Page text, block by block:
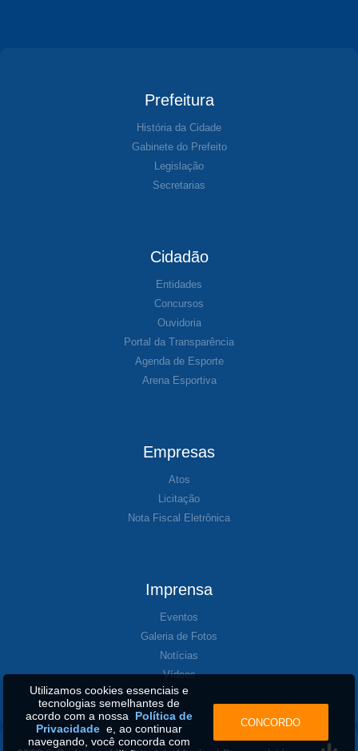
Prefeitura
História da Cidade
Gabinete do Prefeito
Legislação
Secretarias
Cidadão
Entidades
Concursos
Ouvidoria
Portal da Transparência
Agenda de Esporte
Arena Esportiva
Empresas
Atos
Licitação
Nota Fiscal Eletrônica
Imprensa
Eventos
Galeria de Fotos
Notícias
Vídeos
Utilizamos cookies essenciais e
tecnologias semelhantes de
acordo com a nossa Política de
Privacidadee, ao continuar
navegando, você concorda com
CONCORDO